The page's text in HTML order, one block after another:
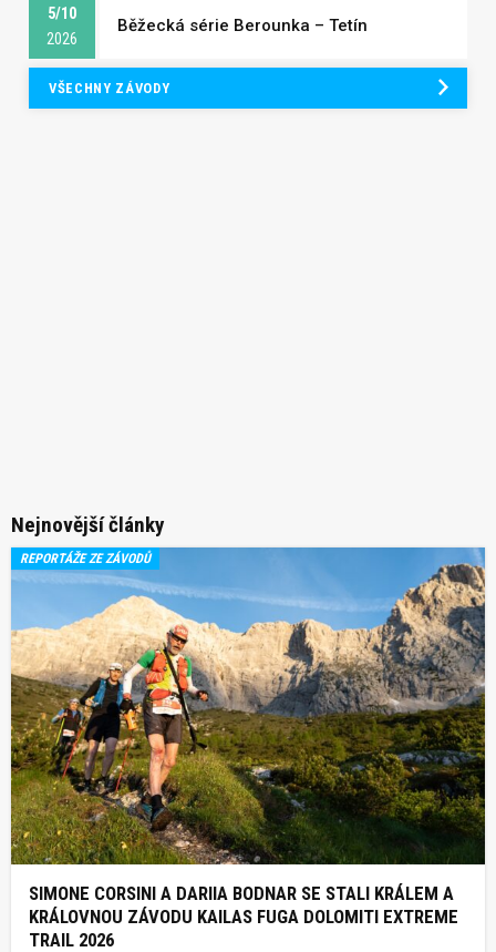
5/10
2026
Běžecká série Berounka – Tetín
VŠECHNY ZÁVODY
Nejnovější články
REPORTÁŽE ZE ZÁVODŮ
SIMONE CORSINI A DARIIA BODNAR SE STALI KRÁLEM A
KRÁLOVNOU ZÁVODU KAILAS FUGA DOLOMITI EXTREME
TRAIL 2026